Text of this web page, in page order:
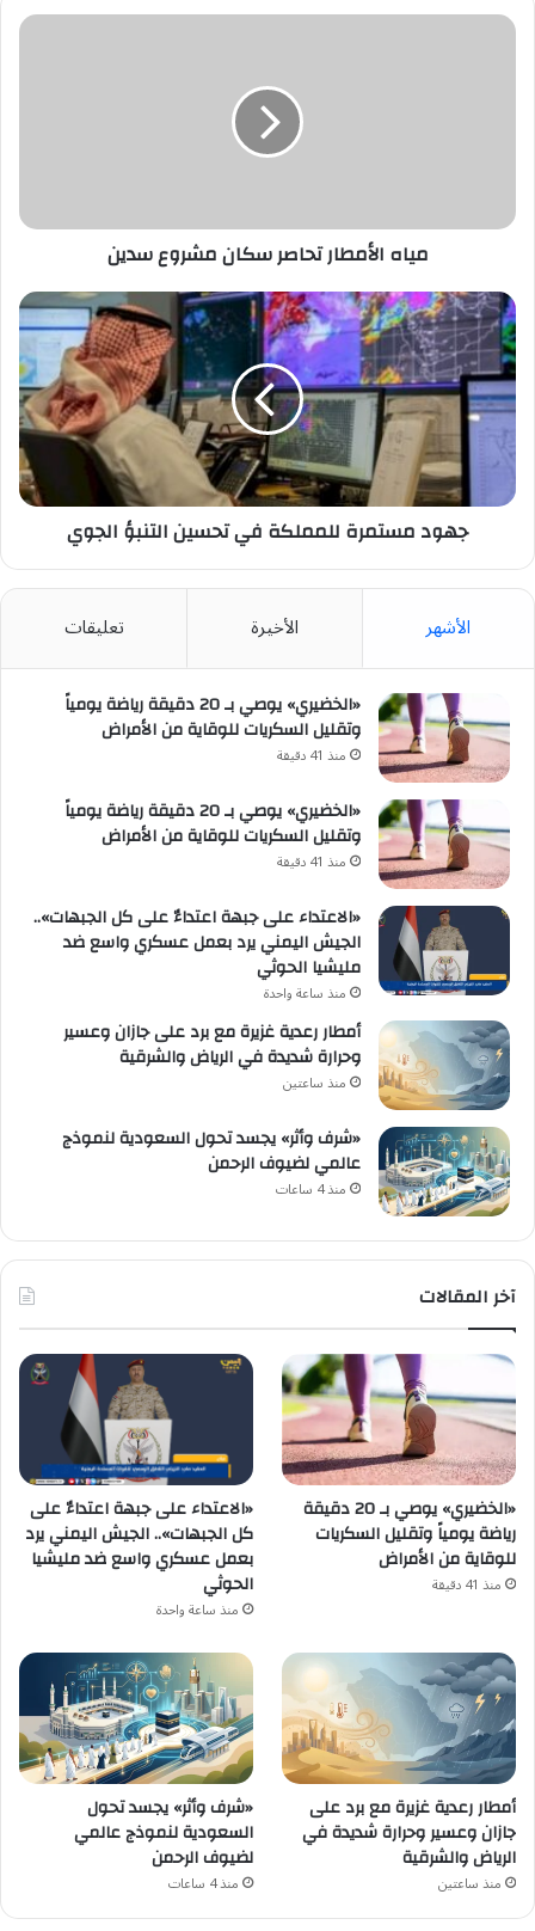
مياه
مياه الأمطار تحاصر سكان مشروع سدين
جهود
مستمرة
للمملكة
في
تحسين
التنبؤ
الجوي
جهود مستمرة للمملكة في تحسين التنبؤ الجوي
الأشهر الأخيرة تعليقات
«الخضيري» يوصي بـ 20 دقيقة رياضة يومياً
وتقليل السكريات للوقاية من الأمراض
منذ 41 دقيقة
«الخضيري» يوصي بـ 20 دقيقة رياضة يومياً
وتقليل السكريات للوقاية من الأمراض
منذ 41 دقيقة
«الاعتداء على جبهة اعتداءٌ على كل الجبهات»..
الجيش اليمني يرد بعمل عسكري واسع ضد
مليشيا الحوثي
منذ ساعة واحدة
أمطار رعدية غزيرة مع برد على جازان وعسير
وحرارة شديدة في الرياض والشرقية
منذ ساعتين
«شرف وأثر» يجسد تحول السعودية لنموذج
عالمي لضيوف الرحمن
منذ 4 ساعات
آخر المقالات
«الخضيري» يوصي بـ 20 دقيقة
رياضة يومياً وتقليل السكريات
للوقاية من الأمراض
منذ 41 دقيقة
«الاعتداء على جبهة اعتداءٌ على
كل الجبهات».. الجيش اليمني يرد
بعمل عسكري واسع ضد مليشيا
الحوثي
منذ ساعة واحدة
أمطار رعدية غزيرة مع برد على
جازان وعسير وحرارة شديدة في
الرياض والشرقية
منذ ساعتين
«شرف وأثر» يجسد تحول
السعودية لنموذج عالمي
لضيوف الرحمن
منذ 4 ساعات